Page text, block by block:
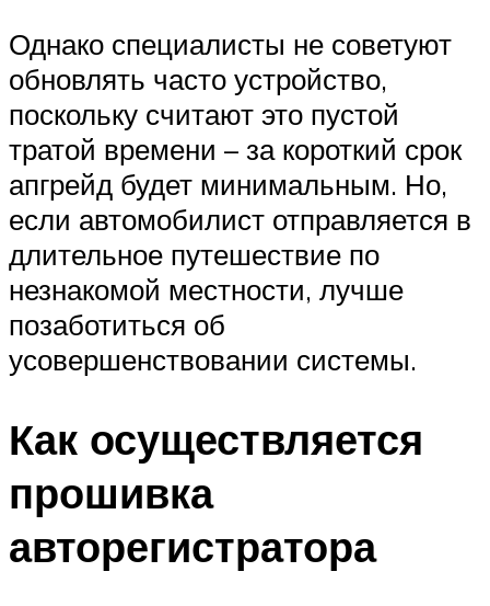
Однако специалисты не советуют
обновлять часто устройство,
поскольку считают это пустой
тратой времени – за короткий срок
апгрейд будет минимальным. Но,
если автомобилист отправляется в
длительное путешествие по
незнакомой местности, лучше
позаботиться об
усовершенствовании системы.
Как осуществляется
прошивка
авторегистратора